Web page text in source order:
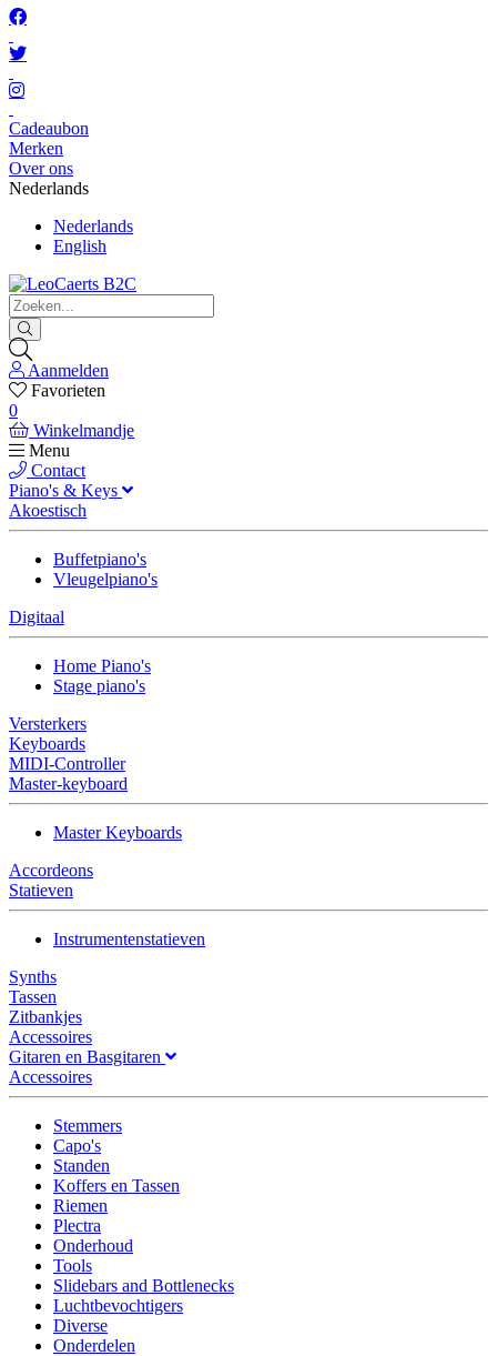
Cadeaubon
Merken
Over ons
Nederlands
Nederlands
English
Aanmelden
Favorieten
0
Winkelmandje
Menu
Contact
Piano's & Keys
Akoestisch
Buffetpiano's
Vleugelpiano's
Digitaal
Home Piano's
Stage piano's
Versterkers
Keyboards
MIDI-Controller
Master-keyboard
Master Keyboards
Accordeons
Statieven
Instrumentenstatieven
Synths
Tassen
Zitbankjes
Accessoires
Gitaren en Basgitaren
Accessoires
Stemmers
Capo's
Standen
Koffers en Tassen
Riemen
Plectra
Onderhoud
Tools
Slidebars and Bottlenecks
Luchtbevochtigers
Diverse
Onderdelen